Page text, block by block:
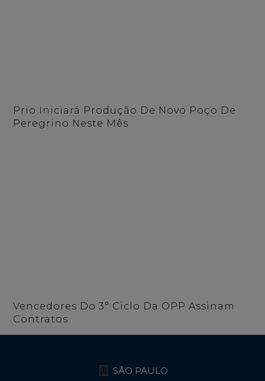
Prio Iniciará Produção De Novo Poço De
Peregrino Neste Mês
Vencedores Do 3° Ciclo Da OPP Assinam
Contratos
SÃO PAULO